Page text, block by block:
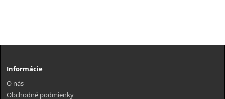
Informácie
O nás
Obchodné podmienky